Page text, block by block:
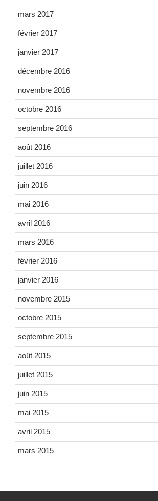
mars 2017
février 2017
janvier 2017
décembre 2016
novembre 2016
octobre 2016
septembre 2016
août 2016
juillet 2016
juin 2016
mai 2016
avril 2016
mars 2016
février 2016
janvier 2016
novembre 2015
octobre 2015
septembre 2015
août 2015
juillet 2015
juin 2015
mai 2015
avril 2015
mars 2015